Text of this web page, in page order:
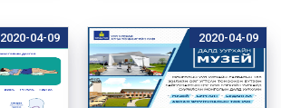
2020-04-09 2020-04-09